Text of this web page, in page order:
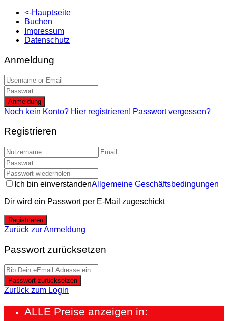
<-Hauptseite
Buchen
Impressum
Datenschutz
Anmeldung
Anmeldung
Noch kein Konto? Hier registrieren! Passwort vergessen?
Registrieren
Ich bin einverstandenAllgemeine Geschäftsbedingungen
Dir wird ein Passwort per E-Mail zugeschickt
Registrieren
Zurück zur Anmeldung
Passwort zurücksetzen
Passwort zurücksetzen
Zurück zum Login
ALLE Preise anzeigen in: